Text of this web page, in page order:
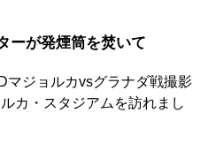
ーが発煙筒を焚いて
ジョルカvsグラナダ戦撮影
カ・スタジアムを訪れまし